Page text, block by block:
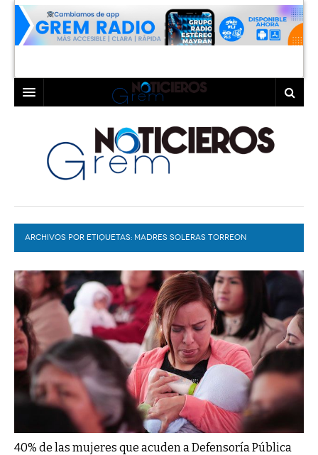
LAGUNA
TORREÓN
GÓMEZ PALACIO
LERDO
COAHUILA
DURANGO
DEPORTES
EXA
EL EXACTO
EXA INFORMA
GLOBO
CONTEXTOS
TRAYECTO LAGUNA
A MEDIA MAÑANA
A TODA LEY
DIÁLOGOS CON LA HISTORIA
TWEETS AND BEATS
LA MEJOR 97.1 ESTÉREO GALLITO
ACTUALIDADES GREM
COLABORADORES
PC29
ACTUALIDADES GREM
ARCHIVOS POR ETIQUETAS: MADRES SOLERAS TORREON
40% de las mujeres que acuden a Defensoría Pública